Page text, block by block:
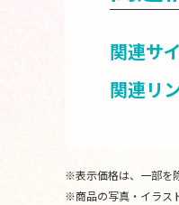
関連サ
関連リ
※表示価格は、一部を
※商品の写真・イラス